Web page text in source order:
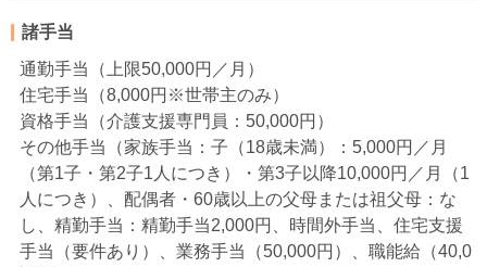
諸手当
通勤手当（上限50,000円／月）
住宅手当（8,000円※世帯主のみ）
資格手当（介護支援専門員：50,000円）
その他手当（家族手当：子（18歳未満）：5,000円／月
（第1子・第2子1人につき）・第3子以降10,000円／月（1
人につき）、配偶者・60歳以上の父母または祖父母：な
し、精勤手当：精勤手当2,000円、時間外手当、住宅支援
手当（要件あり）、業務手当（50,000円）、職能給（40,0